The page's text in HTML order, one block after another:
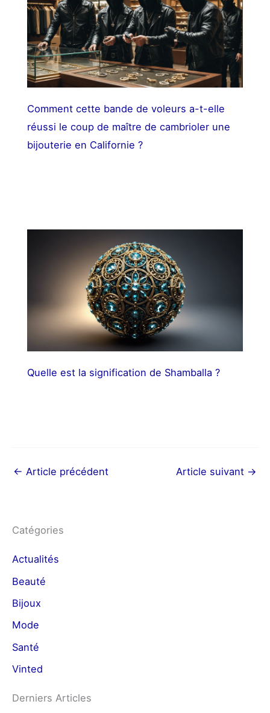
Comment cette bande de voleurs a-t-elle
réussi le coup de maître de cambrioler une
bijouterie en Californie ?
Quelle est la signification de Shamballa ?
← Article précédent Article suivant →
Catégories
Actualités
Beauté
Bijoux
Mode
Santé
Vinted
Derniers Articles